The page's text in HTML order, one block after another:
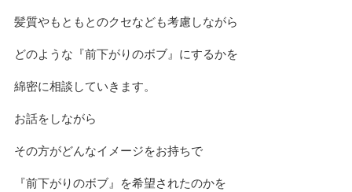
髪質やもともとのクセなども考慮しながら
どのような『前下がりのボブ』にするかを
綿密に相談していきます。
お話をしながら
その方がどんなイメージをお持ちで
『前下がりのボブ』を希望されたのかを